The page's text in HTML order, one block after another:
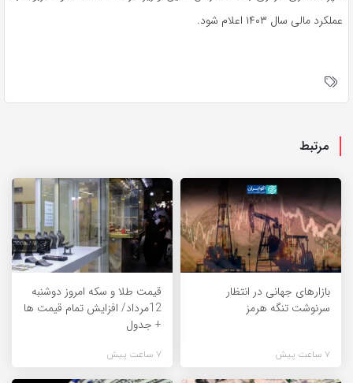
عملکرد مالی سال ۱۴۰۳ اعلام شود.
مرتبط
بازارهای جهانی در انتظار
سرنوشت تنگه هرمز
7 ساعت پیش
قیمت طلا و سکه امروز دوشنبه
12مرداد/ افزایش تمام قیمت ها
+ جدول
7 ساعت پیش